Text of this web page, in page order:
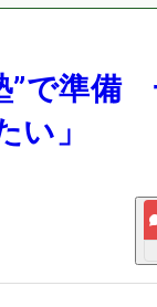
”で準備
い」